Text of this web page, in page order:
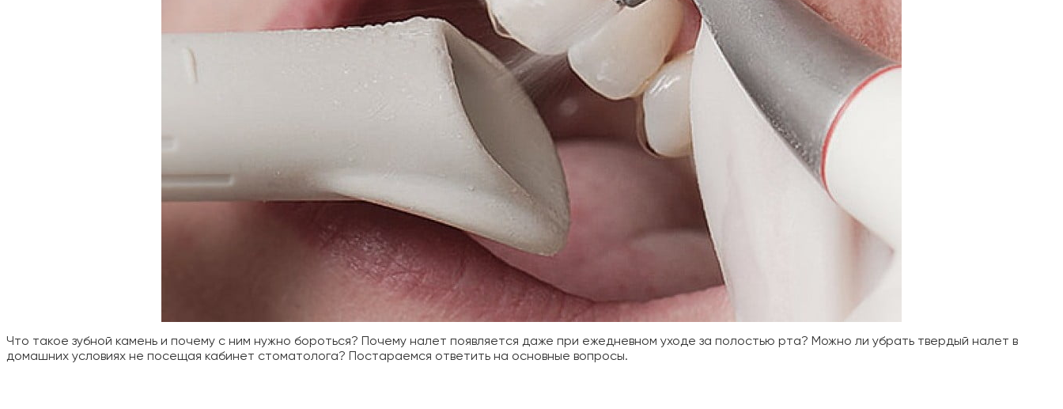
Что такое зубной камень и почему с ним нужно бороться? Почему налет появляется даже при ежедневном уходе за полостью рта? Можно ли убрать твердый налет в
домашних условиях не посещая кабинет стоматолога? Постараемся ответить на основные вопросы.